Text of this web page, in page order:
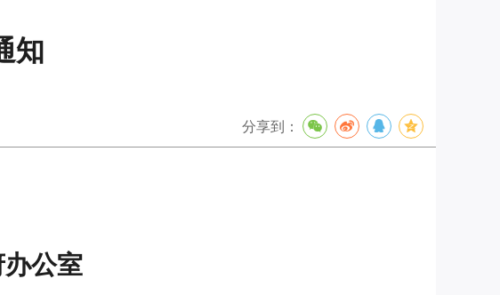
知
分享到：
公室